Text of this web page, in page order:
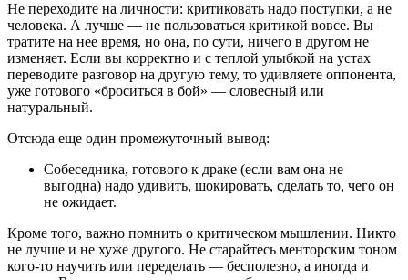
Не переходите на личности: критиковать надо поступки, а не
человека. А лучше — не пользоваться критикой вовсе. Вы
тратите на нее время, но она, по сути, ничего в другом не
изменяет. Если вы корректно и с теплой улыбкой на устах
переводите разговор на другую тему, то удивляете оппонента,
уже готового «броситься в бой» — словесный или
натуральный.
Отсюда еще один промежуточный вывод:
Собеседника, готового к драке (если вам она не
выгодна) надо удивить, шокировать, сделать то, чего он
не ожидает.
Кроме того, важно помнить о критическом мышлении. Никто
не лучше и не хуже другого. Не старайтесь менторским тоном
кого-то научить или переделать — бесполезно, а иногда и